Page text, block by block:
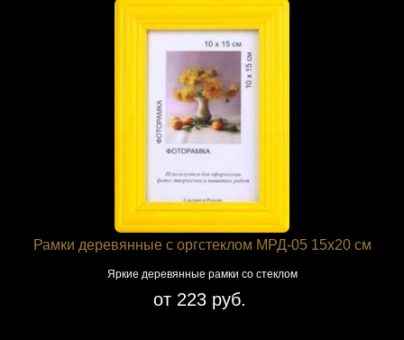
Рамки деревянные с оргстеклом МРД-05 15x20 см
Яркие деревянные рамки со стеклом
от 223 руб.